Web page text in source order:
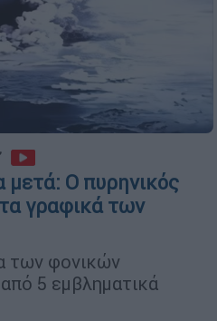
μετά: Ο πυρηνικός
γραφικά των
των φονικών
5 εμβληματικά